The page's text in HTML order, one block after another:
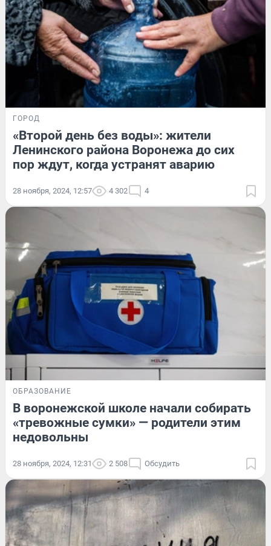
ГОРОД
«Второй день без воды»: жители
Ленинского района Воронежа до сих
пор ждут, когда устранят аварию
28 ноября, 2024, 12:57 4 302 4
ОБРАЗОВАНИЕ
В воронежской школе начали собирать
«тревожные сумки» — родители этим
недовольны
28 ноября, 2024, 12:31 2 508 Обсудить